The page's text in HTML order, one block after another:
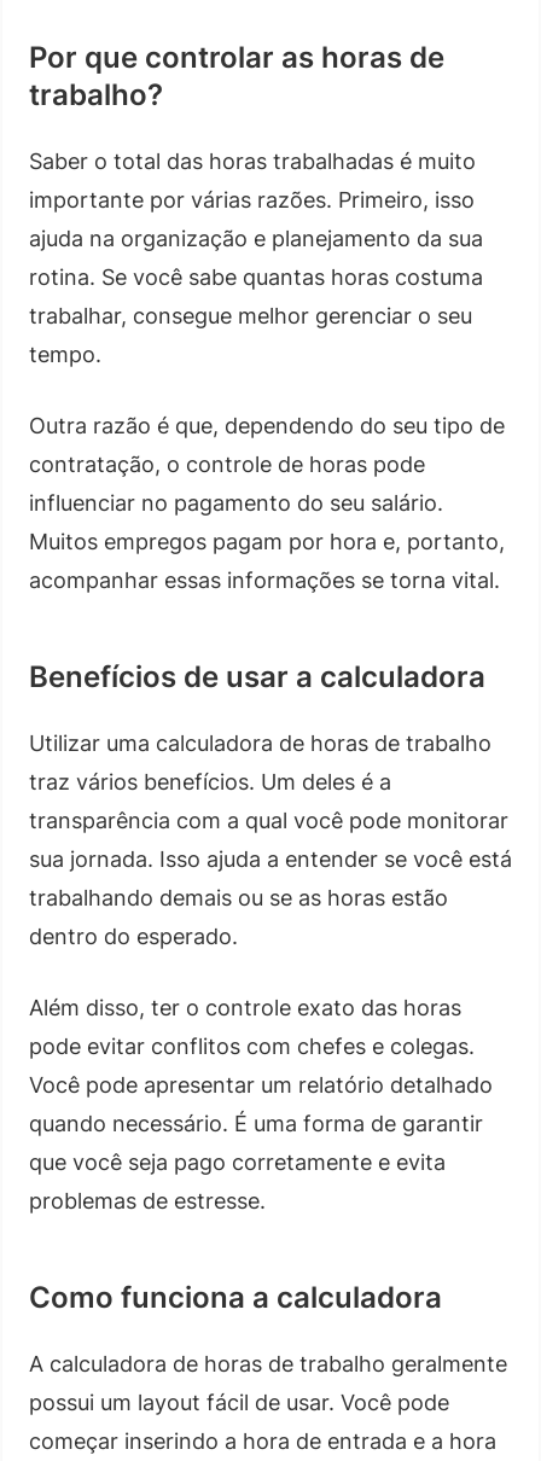
Por que controlar as horas de
trabalho?
Saber o total das horas trabalhadas é muito
importante por várias razões. Primeiro, isso
ajuda na organização e planejamento da sua
rotina. Se você sabe quantas horas costuma
trabalhar, consegue melhor gerenciar o seu
tempo.
Outra razão é que, dependendo do seu tipo de
contratação, o controle de horas pode
influenciar no pagamento do seu salário.
Muitos empregos pagam por hora e, portanto,
acompanhar essas informações se torna vital.
Benefícios de usar a calculadora
Utilizar uma calculadora de horas de trabalho
traz vários benefícios. Um deles é a
transparência com a qual você pode monitorar
sua jornada. Isso ajuda a entender se você está
trabalhando demais ou se as horas estão
dentro do esperado.
Além disso, ter o controle exato das horas
pode evitar conflitos com chefes e colegas.
Você pode apresentar um relatório detalhado
quando necessário. É uma forma de garantir
que você seja pago corretamente e evita
problemas de estresse.
Como funciona a calculadora
A calculadora de horas de trabalho geralmente
possui um layout fácil de usar. Você pode
começar inserindo a hora de entrada e a hora